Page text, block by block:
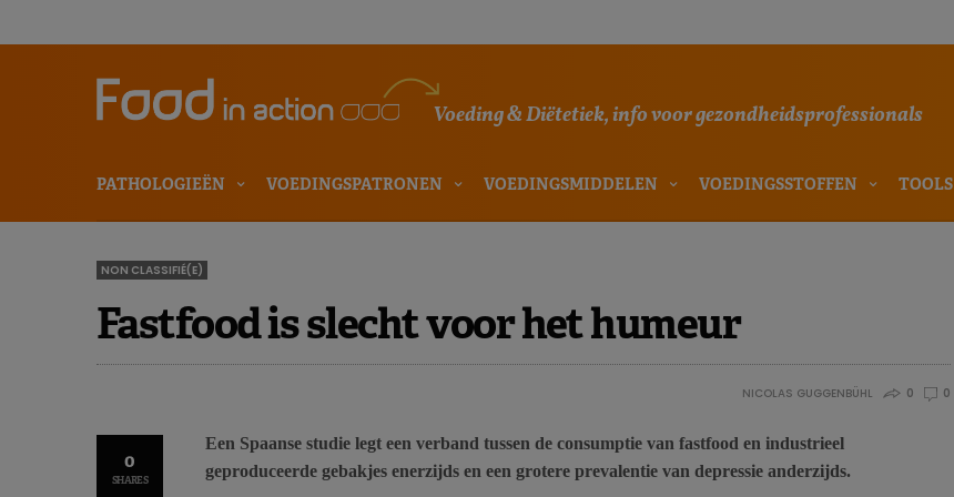
Voeding & Diëtetiek, info voor gezondheidsprofessionals
PATHOLOGIEËN VOEDINGSPATRONEN VOEDINGSMIDDELEN VOEDINGSSTOFFEN TOOLS
NON CLASSIFIÉ(E)
Fastfood is slecht voor het humeur
NICOLAS GUGGENBÜHL 0 0
0
SHARES
Een Spaanse studie legt een verband tussen de consumptie van fastfood en industrieel
geproduceerde gebakjes enerzijds en een grotere prevalentie van depressie anderzijds.